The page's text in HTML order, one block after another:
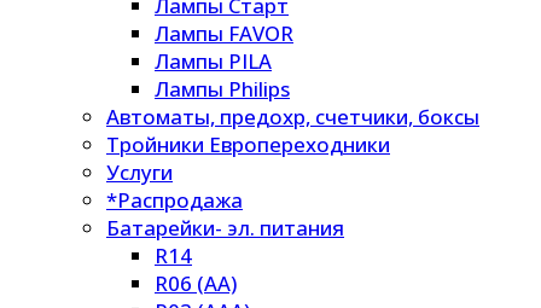
Лампы Старт
Лампы FAVOR
Лампы PILA
Лампы Philips
Автоматы, предохр, счетчики, боксы
Тройники Европереходники
Услуги
*Распродажа
Батарейки- эл. питания
R14
R06 (AA)